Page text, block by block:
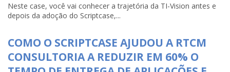
Neste case, você vai conhecer a trajetória da TI-Vision antes e
depois da adoção do Scriptcase,...
COMO O SCRIPTCASE AJUDOU A RTCM
CONSULTORIA A REDUZIR EM 60% O